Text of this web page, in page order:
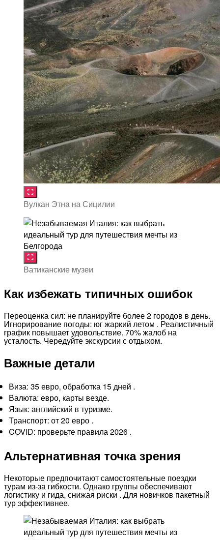
Вулкан Этна на Сицилии
Ватиканские музеи
Как избежать типичных ошибок
Переоценка сил: не планируйте более 2 городов в день.
Игнорирование погоды: юг жаркий летом . Реалистичный
график повышает удовольствие. 70% жалоб на
усталость. Чередуйте экскурсии с отдыхом.
Важные детали
Виза: 35 евро, обработка 15 дней .
Валюта: евро, карты везде.
Язык: английский в туризме.
Транспорт: от 20 евро .
COVID: проверьте правила 2026 .
Альтернативная точка зрения
Некоторые предпочитают самостоятельные поездки
турам из-за гибкости. Однако группы обеспечивают
логистику и гида, снижая риски . Для новичков пакетный
тур эффективнее.